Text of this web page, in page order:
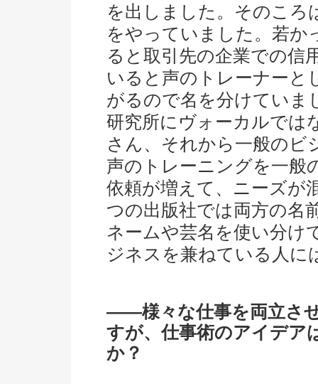
を出しました。そのころ
をやっていました。若か
ると取引先の企業での信
いると声のトレーナーと
がるので名を分けていま
研究所にヴォーカルでは
さん、それから一般のビ
声のトレーニングを一般
依頼が増えて、ニーズが
つの出版社では両方の名
ネームや芸名を使い分け
ジネスを兼ねている人に
――様々な仕事を両立さ
すが、仕事術のアイデア
か？